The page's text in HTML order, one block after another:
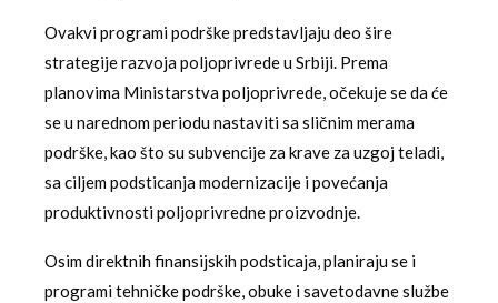
Ovakvi programi podrške predstavljaju deo šire
strategije razvoja poljoprivrede u Srbiji. Prema
planovima Ministarstva poljoprivrede, očekuje se da će
se u narednom periodu nastaviti sa sličnim merama
podrške, kao što su subvencije za krave za uzgoj teladi,
sa ciljem podsticanja modernizacije i povećanja
produktivnosti poljoprivredne proizvodnje.
Osim direktnih finansijskih podsticaja, planiraju se i
programi tehničke podrške, obuke i savetodavne službe